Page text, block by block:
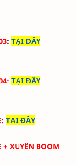
: TẠI ĐÂY
: TẠI ĐÂY
: TẠI ĐÂY
+ XUYÊN BOOM